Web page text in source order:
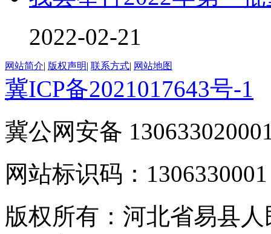
2022-02-21
网站简介| 版权声明| 联系方式| 网站地图
冀ICP备2021017643号-1
冀公网安备
网站标识码：1306330001
版权所有：河北省易县